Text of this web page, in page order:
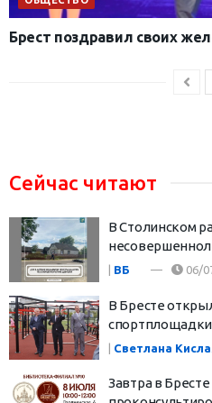
Брест поздравил своих
Сейчас читают
В Столинском
ВБ 06/
В Бресте
спортплощадки
| Светлана
Завтра в